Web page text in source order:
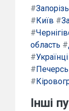
#
# Київ #
#
область #
#Українці
#
#
Інші